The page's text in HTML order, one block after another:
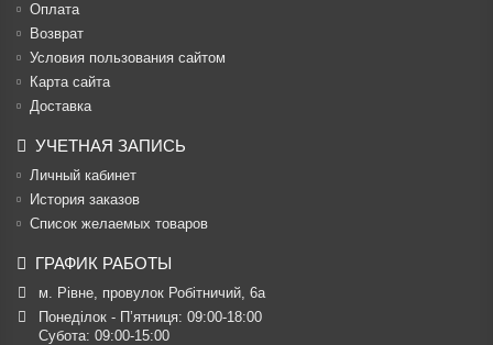
Оплата
Возврат
Условия пользования сайтом
Карта сайта
Доставка
УЧЕТНАЯ ЗАПИСЬ
Личный кабинет
История заказов
Список желаемых товаров
ГРАФИК РАБОТЫ
м. Рівне, провулок Робітничий, 6а
Понеділок - П’ятниця: 09:00-18:00
Субота: 09:00-15:00